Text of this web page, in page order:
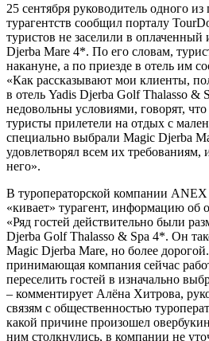
25 сентября руководитель одного
турагентств сообщил порталу
туристов не заселили в
Djerba Mare 4*. По его словам,
накануне, а по приезде в отель им
«Как рассказывают мои клиенты,
в отель Yadis Djerba Golf Thalasso &
недовольны условиями, говорят,
туристы прилетели на отдых с
специально выбрали Magic Djerba
удовлетворял всем их требованиям,
него».
В туроператорской компании
«кивает» турагент, информацию об
«Ряд гостей действительно были
Djerba Golf Thalasso & Spa 4*. Он
Magic Djerba Mare, но более
принимающая компания сейчас
переселить гостей в изначально
– комментирует Алёна Хитрова,
связям с общественностью
какой причине произошел
ним столкнулись, в компании не